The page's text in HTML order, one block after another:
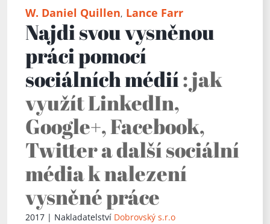
W. Daniel Quillen, Lance Farr
Najdi svou vysněnou
práci pomocí
sociálních médií: jak
využít LinkedIn,
Google+, Facebook,
Twitter a další sociální
média k nalezení
vysněné práce
2017 | Nakladatelství Dobrovský s.r.o